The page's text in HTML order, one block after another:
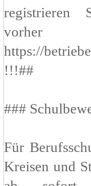
registrieren
https://
!!!##
###
Für
Kreisen und